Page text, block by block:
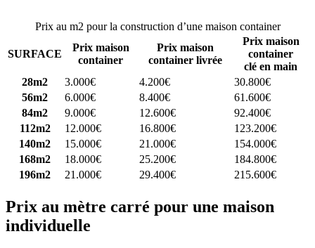
Prix au m2 pour la construction d’une maison container
SURFACE
Prix maison
container
Prix maison
container livrée
Prix maison
container
clé en main
28m2
3.000€ 4.200€
30.800€
56m2
6.000€ 8.400€
61.600€
84m2
9.000€ 12.600€
92.400€
112m2
12.000€ 16.800€
123.200€
140m2
15.000€ 21.000€
154.000€
168m2
18.000€ 25.200€
184.800€
196m2
21.000€ 29.400€ 215.600€
Prix au mètre carré pour une maison
individuelle